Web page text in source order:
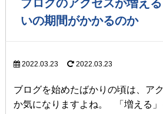
ブログのアクセスが増え
いの期間がかかるのか
2022.03.23 2022.03.23
ブログを始めたばかりの頃は、ア
か気になりますよね。 「増える」